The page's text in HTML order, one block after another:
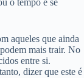
o tempo e se
aqueles que ainda
mais trair. No
entre si.
dizer que este é